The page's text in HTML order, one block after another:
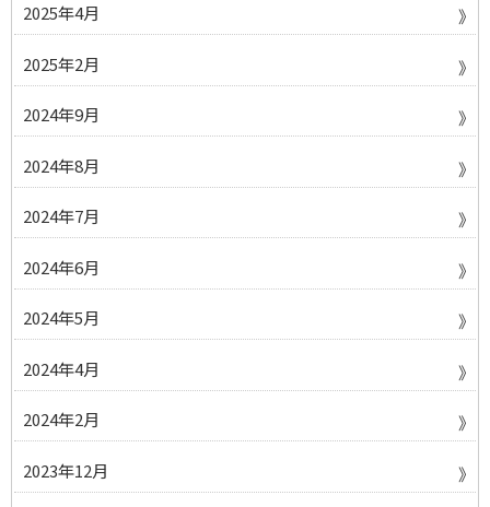
2025年4月
2025年2月
2024年9月
2024年8月
2024年7月
2024年6月
2024年5月
2024年4月
2024年2月
2023年12月